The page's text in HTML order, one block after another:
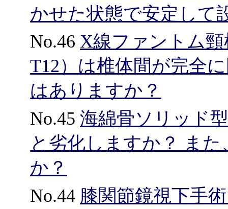
かせた状態で安定して
No.46X線ファントム頸
T12）は椎体間が完全
はありますか？
No.45海綿骨ソリッド
と劣化しますか？ ま
か？
No.44 膝関節鏡視下手